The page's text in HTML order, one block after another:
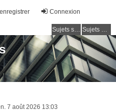
Connexion
Sujets sans réponse Sujets actifs
7 août 2026 13:03